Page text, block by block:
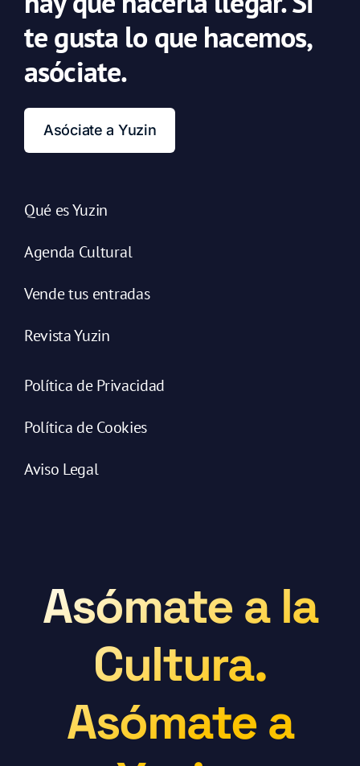
te gusta lo que hacemos,
asóciate.
Asóciate a Yuzin
Qué es Yuzin
Agenda Cultural
Vende tus entradas
Revista Yuzin
Política de Privacidad
Política de Cookies
Aviso Legal
Asómate a la
Cultura.
Asómate a